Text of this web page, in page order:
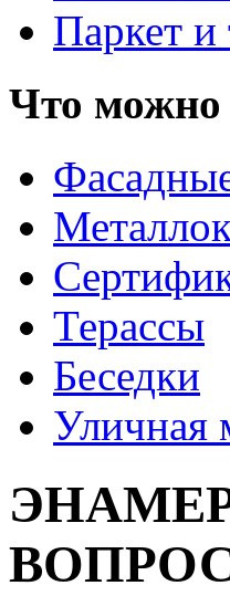
Паркет и
Что можно
Терассы
Беседки
Уличная